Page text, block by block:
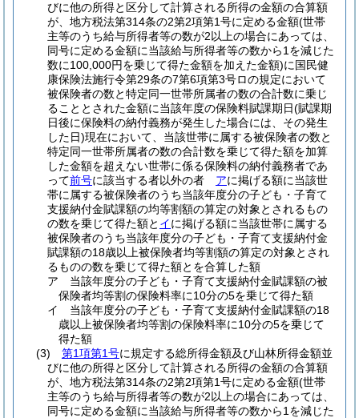
びに他の所得と区分して計算される所得の金額の合算額
が、地方税法第314条の2第2項第1号に定める金額(世帯
主等のうち給与所得者等の数が2以上の場合にあっては、
同号に定める金額に当該給与所得者等の数から1を減じた
数に100,000円を乗じて得た金額を加えた金額)に国民健
康保険法施行令第29条の7第6項第3号ロの規定において
被保険者の数と特定同一世帯所属者の数の合計数に乗じ
ることとされた金額に当該年度の保険料賦課期日(賦課期
日後に保険料の納付義務が発生した場合には、その発生
した日)現在において、当該世帯に属する被保険者の数と
特定同一世帯所属者の数の合計数を乗じて得た額を加算
した金額を超えない世帯に係る保険料の納付義務者であ
って前号に該当する者以外の者 アに掲げる額に当該世
帯に属する被保険者のうち当該年度分の子ども・子育て
支援納付金賦課額の均等割額の算定の対象とされるもの
の数を乗じて得た額と イに掲げる額に当該世帯に属する
被保険者のうち当該年度分の子ども・子育て支援納付金
賦課額の18歳以上被保険者均等割額の算定の対象とされ
るものの数を乗じて得た額とを合算した額
ア
当該年度分の子ども・子育て支援納付金賦課額の被
保険者均等割の保険料率に10分の5を乗じて得た額
イ
当該年度分の子ども・子育て支援納付金賦課額の18
歳以上被保険者均等割の保険料率に10分の5を乗じて
得た額
(3)
第1項第1号に規定する総所得金額及び山林所得金額並
びに他の所得と区分して計算される所得の金額の合算額
が、地方税法第314条の2第2項第1号に定める金額(世帯
主等のうち給与所得者等の数が2以上の場合にあっては、
同号に定める金額に当該給与所得者等の数から1を減じた